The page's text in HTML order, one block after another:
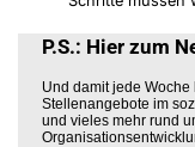
P.S.: Hier zum
Und damit jede
Stellenangebote im
und vieles mehr rund